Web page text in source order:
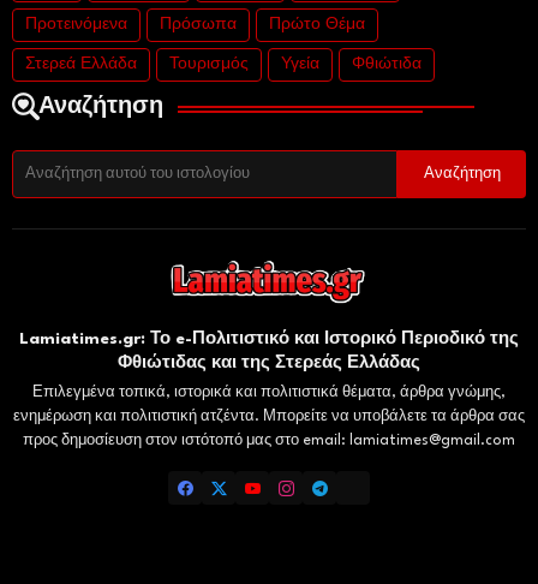
Προτεινόμενα Πρόσωπα Πρώτο Θέμα
Στερεά Ελλάδα Τουρισμός Υγεία Φθιώτιδα
Αναζήτηση
Lamiatimes.gr: Το e-Πολιτιστικό και Ιστορικό Περιοδικό της
Φθιώτιδας και της Στερεάς Ελλάδας
Επιλεγμένα τοπικά, ιστορικά και πολιτιστικά θέματα, άρθρα γνώμης,
ενημέρωση και πολιτιστική ατζέντα. Μπορείτε να υποβάλετε τα άρθρα σας
προς δημοσίευση στον ιστότοπό μας στο email: lamiatimes@gmail.com